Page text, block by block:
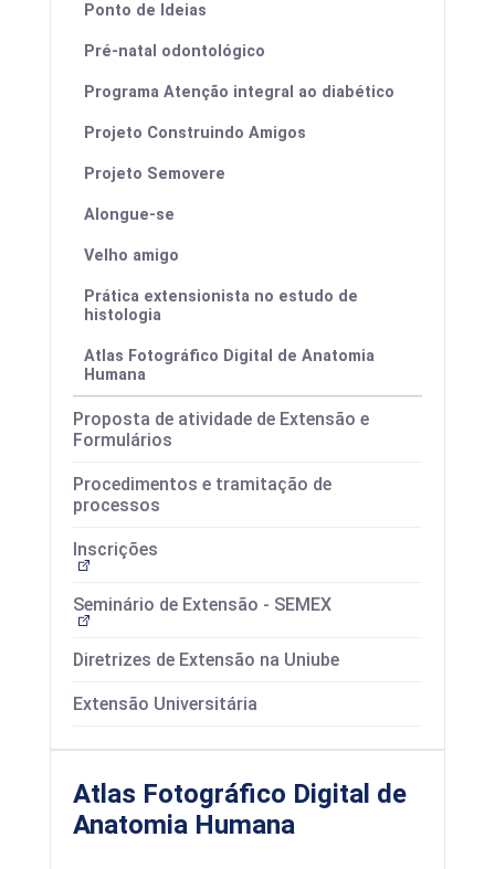
Ponto de Ideias
Pré-natal odontológico
Programa Atenção integral ao diabético
Projeto Construindo Amigos
Projeto Semovere
Alongue-se
Velho amigo
Prática extensionista no estudo de
histologia
Atlas Fotográfico Digital de Anatomia
Humana
Proposta de atividade de Extensão e
Formulários
Procedimentos e tramitação de
processos
Inscrições
Seminário de Extensão - SEMEX
Diretrizes de Extensão na Uniube
Extensão Universitária
Atlas Fotográfico Digital de
Anatomia Humana